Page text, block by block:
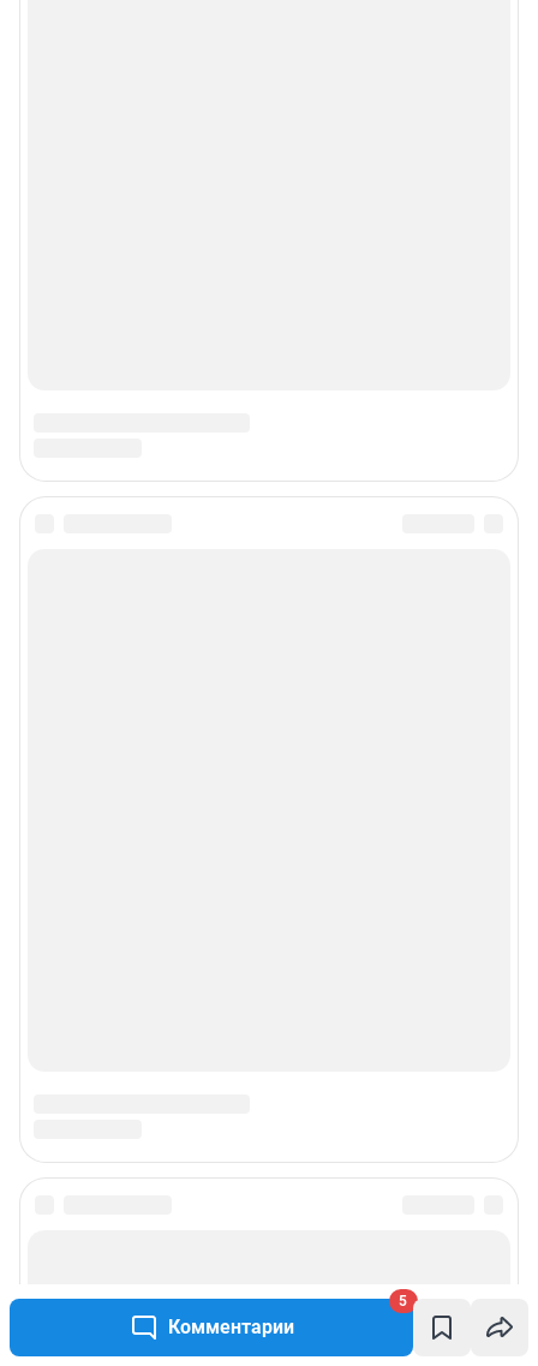
Комментарии
5
Сообщить новость